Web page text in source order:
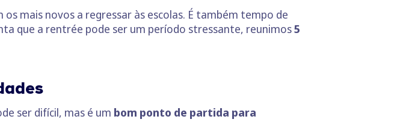
mais novos a regressar às escolas. É também tempo de
que a rentrée pode ser um período stressante, reunimos5
ser difícil, mas é um bom ponto de partida para